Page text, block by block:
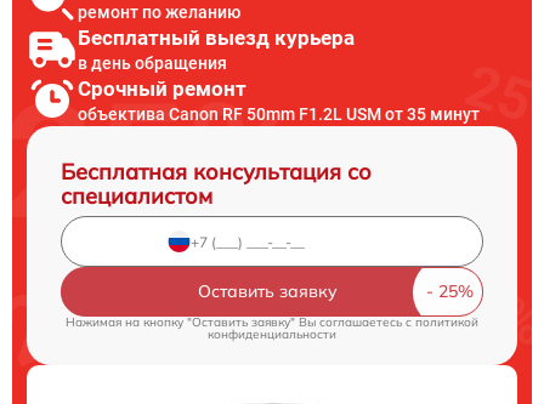
ремонт по желанию
Бесплатный выезд курьера
в день обращения
Срочный ремонт
объектива Canon RF 50mm F1.2L USM от 35 минут
Бесплатная консультация со
специалистом
Оставить заявку
Нажимая на кнопку "Оставить заявку" Вы соглашаетесь cполитикой
конфиденциальности